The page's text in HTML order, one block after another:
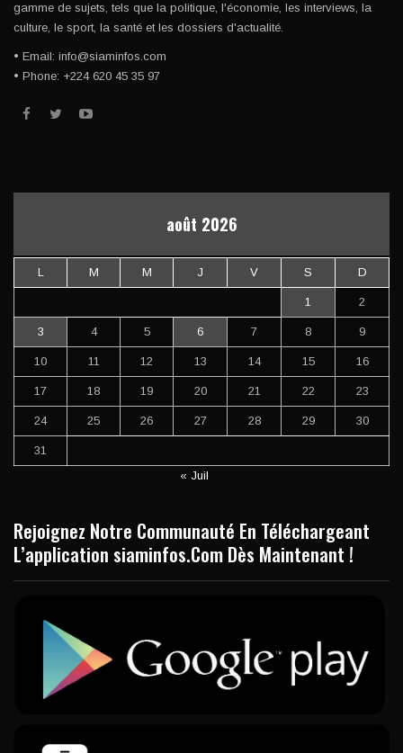
gamme de sujets, tels que la politique, l'économie, les interviews, la
culture, le sport, la santé et les dossiers d'actualité.
• Email: info@siaminfos.com
• Phone: +224 620 45 35 97
août 2026
L M M J V S D
1 2
3 4 5 6 7 8 9
10 11 12 13 14 15 16
17 18 19 20 21 22 23
24 25 26 27 28 29 30
31
« Juil
Rejoignez Notre Communauté En Téléchargeant
L’application siaminfos.Com Dès Maintenant !